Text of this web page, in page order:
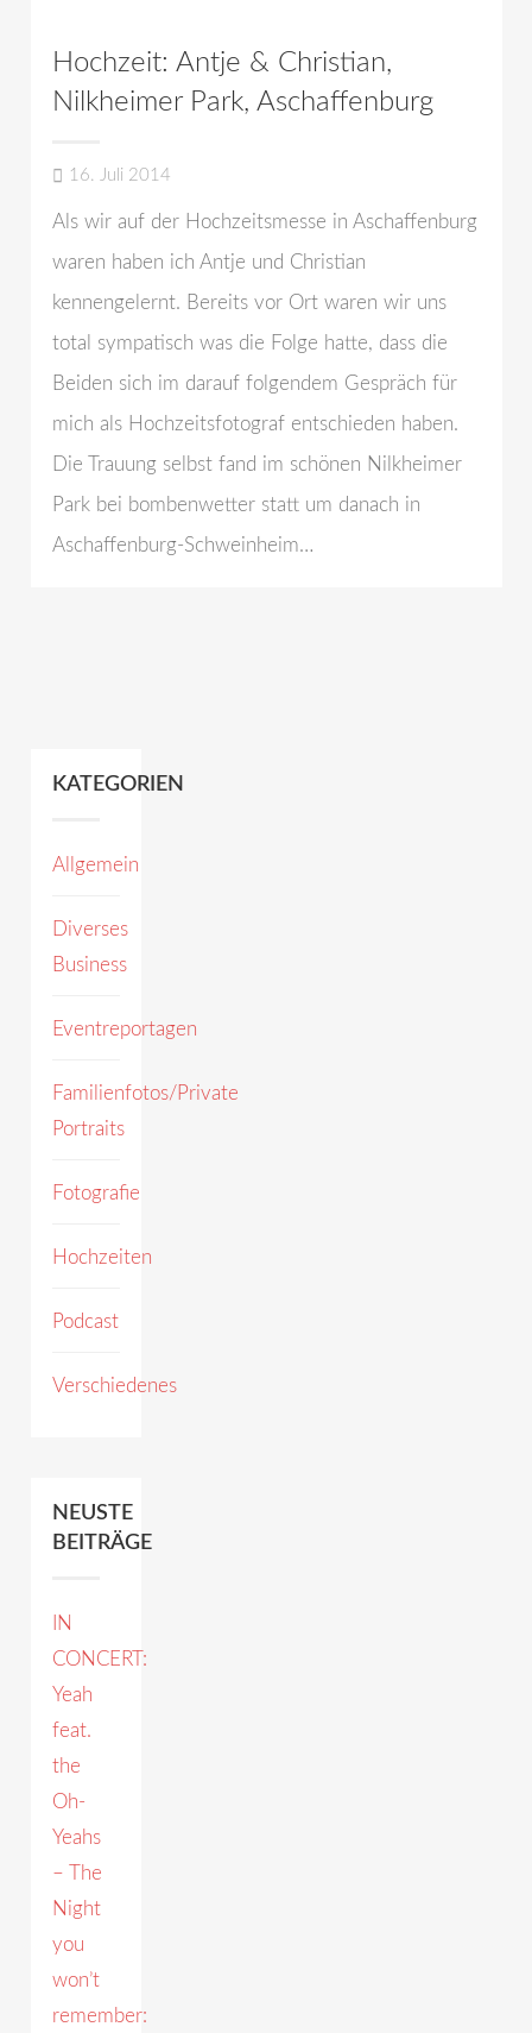
Hochzeit: Antje & Christian,
Nilkheimer Park, Aschaffenburg
16. Juli 2014
Als wir auf der Hochzeitsmesse in Aschaffenburg
waren haben ich Antje und Christian
kennengelernt. Bereits vor Ort waren wir uns
total sympatisch was die Folge hatte, dass die
Beiden sich im darauf folgendem Gespräch für
mich als Hochzeitsfotograf entschieden haben.
Die Trauung selbst fand im schönen Nilkheimer
Park bei bombenwetter statt um danach in
Aschaffenburg-Schweinheim…
KATEGORIEN
Allgemein
Diverses
Business
Eventreportagen
Familienfotos/Private
Portraits
Fotografie
Hochzeiten
Podcast
Verschiedenes
NEUSTE
BEITRÄGE
IN
CONCERT:
Yeah
feat.
the
Oh-
Yeahs
– The
Night
you
won’t
remember: